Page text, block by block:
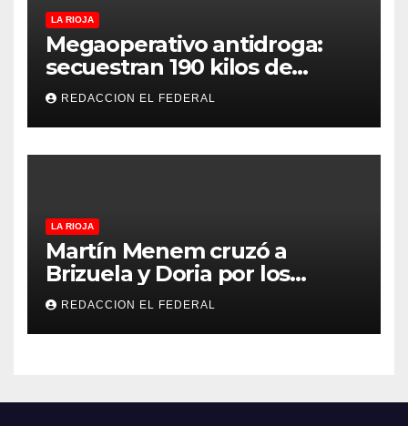
LA RIOJA
Megaoperativo antidroga:
secuestran 190 kilos de
marihuana que tenían como
destino La Rioja y Catamarca
REDACCION EL FEDERAL
LA RIOJA
Martín Menem cruzó a
Brizuela y Doria por los
incendios en Guanchín:
“Miente descaradamente”
REDACCION EL FEDERAL